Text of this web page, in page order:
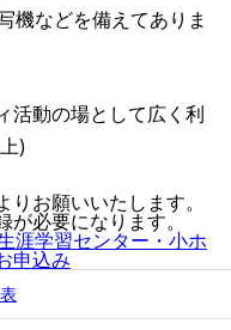
機などを備えてありま
活動の場として広く利
)
りお願いいたします。
必要になります。
涯学習センター・小ホ
申込み